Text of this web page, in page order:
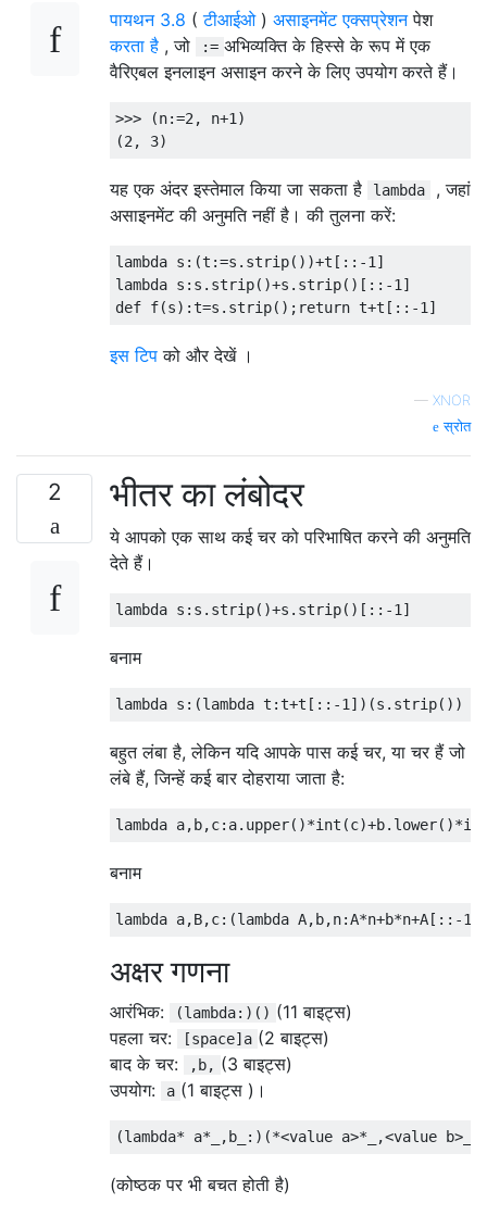
पायथन 3.8 (टीआईओ) असाइनमेंट एक्सप्रेशनपेश
करता है , जो := अभिव्यक्ति के हिस्से के रूप में एक
वैरिएबल इनलाइन असाइन करने के लिए उपयोग करते हैं।
>>> (n:=2 , n+1 )
(2 , 3)
यह एक अंदर इस्तेमाल किया जा सकता है lambda
, जहां
असाइनमेंट की अनुमति नहीं है। की तुलना करें:
lambda s :(t :=s . strip())+t [::-1 ]
lambda s : s . strip()+s . strip()[::-1 ]
def f(s):t=s . strip(); return t+t [::-1 ]
इस टिप को और देखें ।
— XNOR
स्रोत
2 भीतर का लंबोदर
ये आपको एक साथ कई चर को परिभाषित करने की अनुमति
देते हैं।
lambda s : s . strip()+s . strip()[::-1 ]
बनाम
lambda s :(lambda t :t+t [::-1 ])(s . strip())
बहुत लंबा है, लेकिन यदि आपके पास कई चर, या चर हैं जो
लंबे हैं, जिन्हें कई बार दोहराया जाता है:
lambda a, b,c: a. upper()*int (c)+b. lower()*
बनाम
lambda a,B,c:(lambda A, b,n:A*n+b*n+A [::-1
अक्षर गणना
आरंभिक: (lambda:)() (11 बाइट्स)
पहला चर:
[space]a (2 बाइट्स)
बाद के चर:
,b, (3 बाइट्स)
उपयोग:
a (1 बाइट्स )।
(lambda* a* , b_ :)(*<value a>* ,<value b>
(कोष्ठक पर भी बचत होती है)